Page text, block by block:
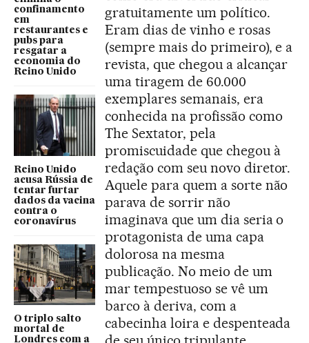
confinamento
em
restaurantes e
pubs para
resgatar a
economia do
Reino Unido
Reino Unido
acusa Rússia de
tentar furtar
dados da vacina
contra o
coronavírus
O triplo salto
mortal de
Londres com a
gratuitamente um político.
Eram dias de vinho e rosas
(sempre mais do primeiro), e a
revista, que chegou a alcançar
uma tiragem de 60.000
exemplares semanais, era
conhecida na profissão como
The Sextator, pela
promiscuidade que chegou à
redação com seu novo diretor.
Aquele para quem a sorte não
parava de sorrir não
imaginava que um dia seria o
protagonista de uma capa
dolorosa na mesma
publicação. No meio de um
mar tempestuoso se vê um
barco à deriva, com a
cabecinha loira e despenteada